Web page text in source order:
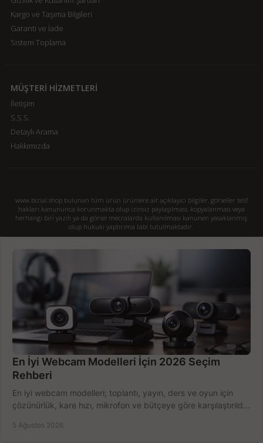
Kargo ve Taşıma Bilgileri
Garanti ve İade
Sistem Toplama
MÜŞTERİ HİZMETLERİ
İletişim
S.S.S.
Detaylı Arama
Hakkımızda
www.bizial.shop bulunan tüm ürün ürünlere ait açıklayıcı bilgiler, görseller telif
hakları kanununca korunmakta olup izinsiz paylaşılması, kopyalanması veya
herhangi biri yazılı ya da görsel mecralarda kullanılması kanunen yasaklanmış
olup hukuki yaptırıma tabi tutulmaktadır.
En İyi Webcam Modelleri İçin 2026 Seçim
Rehberi
En iyi webcam modelleri; toplantı, yayın, ders ve oyun için
çözünürlük, kare hızı, mikrofon ve bütçeye göre karşılaştırıldı.
5 Ağustos 2026